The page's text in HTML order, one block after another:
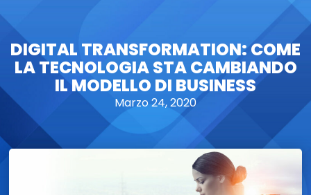
DIGITAL TRANSFORMATION: COME
LA TECNOLOGIA STA CAMBIANDO
IL MODELLO DI BUSINESS
Marzo 24, 2020